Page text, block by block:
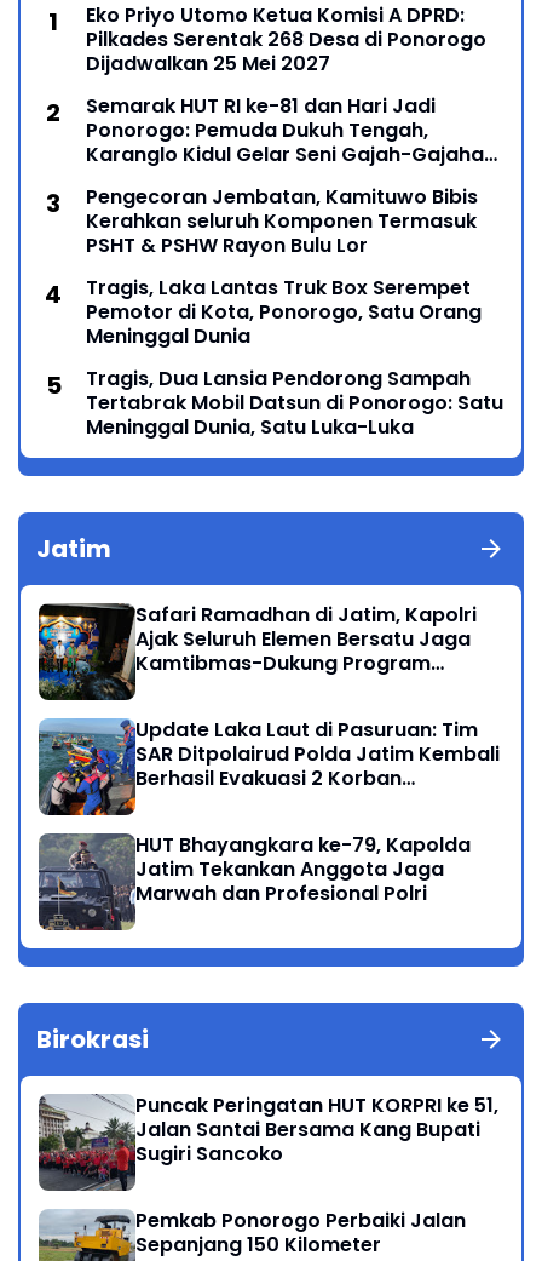
Eko Priyo Utomo Ketua Komisi A DPRD:
Pilkades Serentak 268 Desa di Ponorogo
Dijadwalkan 25 Mei 2027
Semarak HUT RI ke-81 dan Hari Jadi
Ponorogo: Pemuda Dukuh Tengah,
Karanglo Kidul Gelar Seni Gajah-Gajahan,
Pengecoran Jembatan, Kamituwo Bibis
Kerahkan seluruh Komponen Termasuk
PSHT & PSHW Rayon Bulu Lor
Tragis, Laka Lantas Truk Box Serempet
Pemotor di Kota, Ponorogo, Satu Orang
Meninggal Dunia
Tragis, Dua Lansia Pendorong Sampah
Tertabrak Mobil Datsun di Ponorogo: Satu
Meninggal Dunia, Satu Luka-Luka
Jatim
Safari Ramadhan di Jatim, Kapolri
Ajak Seluruh Elemen Bersatu Jaga
Kamtibmas-Dukung Program
Update Laka Laut di Pasuruan: Tim
SAR Ditpolairud Polda Jatim Kembali
Berhasil Evakuasi 2 Korban
HUT Bhayangkara ke-79, Kapolda
Jatim Tekankan Anggota Jaga
Marwah dan Profesional Polri
Birokrasi
Puncak Peringatan HUT KORPRI ke 51,
Jalan Santai Bersama Kang Bupati
Sugiri Sancoko
Pemkab Ponorogo Perbaiki Jalan
Sepanjang 150 Kilometer